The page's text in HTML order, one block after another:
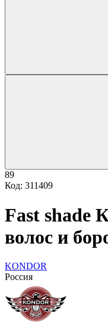
89
Код: 311409
Fast shade
волос и
KONDOR
Россия